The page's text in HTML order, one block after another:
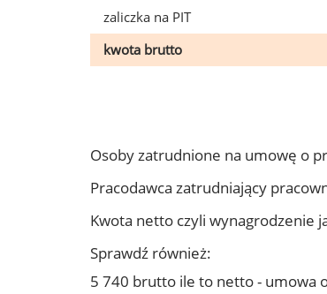
zaliczka na PIT
kwota brutto
Osoby zatrudnione na umowę o
Pracodawca zatrudniający
Kwota netto czyli wynagrodzenie
Sprawdź również:
5 740 brutto ile to netto - umowa